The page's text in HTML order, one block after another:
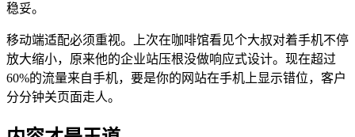
稳妥。
移动端适配必须重视。上次在咖啡馆看见个大叔对着手机不停
放大缩小，原来他的企业站压根没做响应式设计。现在超过
60%的流量来自手机，要是你的网站在手机上显示错位，客户
分分钟关页面走人。